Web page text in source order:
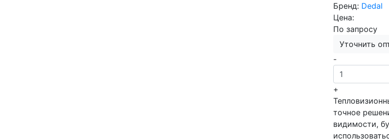
Бренд: Dedal
Цена:
По запросу
Уточнить
-
+
точное
видимости,